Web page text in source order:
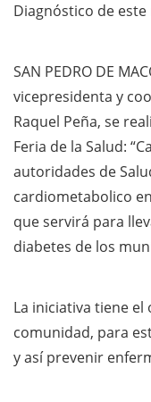
Diagnóstico de
SAN PEDRO DE
vicepresidenta y
Raquel Peña, se
Feria de la Salud:
autoridades de
cardiometabolico
que servirá para
diabetes de los
La iniciativa tiene
comunidad, para
y así prevenir